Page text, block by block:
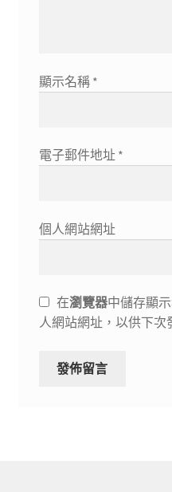
顯示名稱 *
電子郵件地址 *
個人網站網址
在瀏覽器中儲存顯
人網站網址，以供下次